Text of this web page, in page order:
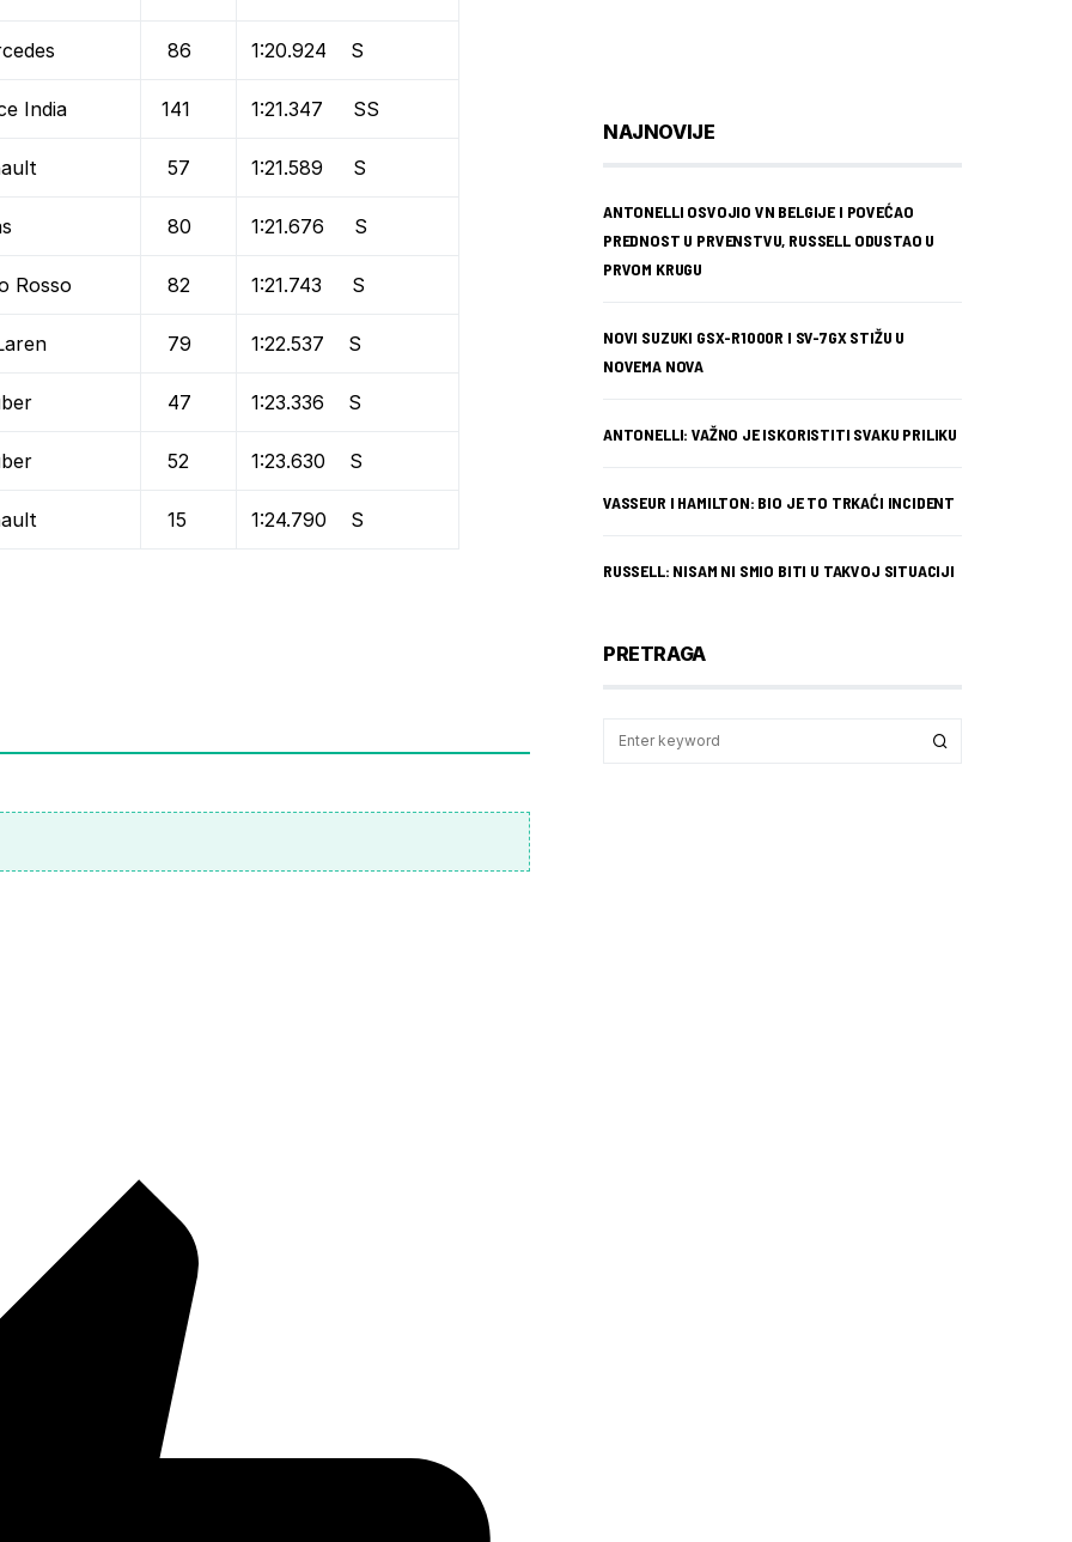
86 1:20.924 S
India 141 1:21.347 SS
57 1:21.589 S
80 1:21.676 S
Rosso 82 1:21.743 S
79 1:22.537 S
47 1:23.336 S
52 1:23.630 S
15 1:24.790 S
NAJNOVIJE
ANTONELLI OSVOJIO VN BELGIJE I POVEĆAO
PREDNOST U PRVENSTVU, RUSSELL ODUSTAO U
PRVOM KRUGU
NOVI SUZUKI GSX-R1000R I SV-7GX STIŽU U
NOVEMA NOVA
ANTONELLI: VAŽNO JE ISKORISTITI SVAKU PRILIKU
VASSEUR I HAMILTON: BIO JE TO TRKAĆI INCIDENT
RUSSELL: NISAM NI SMIO BITI U TAKVOJ SITUACIJI
PRETRAGA